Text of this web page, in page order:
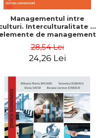
Managementul intre
Interculturalitate si
elemente de management
Dumitrascu
28,54 Lei
24,26 Lei